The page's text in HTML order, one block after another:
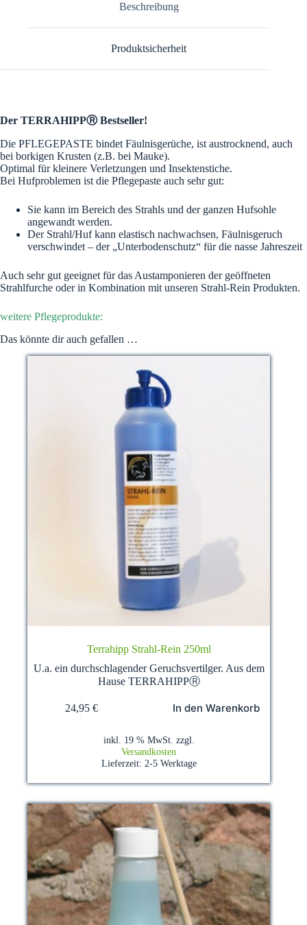
Beschreibung
Produktsicherheit
Der TERRAHIPPⓇ Bestseller!
Die PFLEGEPASTE bindet Fäulnisgerüche, ist austrocknend, auch
bei borkigen Krusten (z.B. bei Mauke).
Optimal für kleinere Verletzungen und Insektenstiche.
Bei Hufproblemen ist die Pflegepaste auch sehr gut:
Sie kann im Bereich des Strahls und der ganzen Hufsohle
angewandt werden.
Der Strahl/Huf kann elastisch nachwachsen, Fäulnisgeruch
verschwindet – der „Unterbodenschutz“ für die nasse Jahreszeit
Auch sehr gut geeignet für das Austamponieren der geöffneten
Strahlfurche oder in Kombination mit unseren Strahl-Rein Produkten.
weitere Pflegeprodukte:
Das könnte dir auch gefallen …
Terrahipp Strahl-Rein 250ml
U.a. ein durchschlagender Geruchsvertilger. Aus dem
Hause TERRAHIPPⓇ
24,95 € In den Warenkorb
inkl. 19 % MwSt. zzgl.
Versandkosten
Lieferzeit: 2-5 Werktage